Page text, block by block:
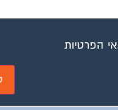
הפרטיות